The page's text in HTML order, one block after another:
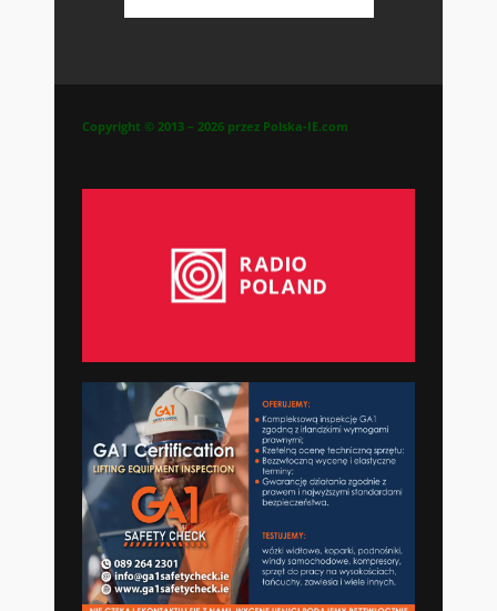
Copyright © 2013 – 2026 przez Polska-IE.com